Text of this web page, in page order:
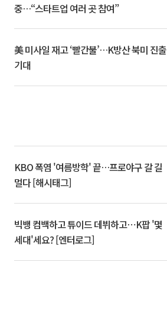
중…“스타트업 여러 곳 참여”
美 미사일 재고 ‘빨간불’…K방산 북미 진출
기대
KBO 폭염 '여름방학' 끝…프로야구 갈 길
멀다 [해시태그]
빅뱅 컴백하고 튜이드 데뷔하고⋯K팝 '몇
세대'세요? [엔터로그]